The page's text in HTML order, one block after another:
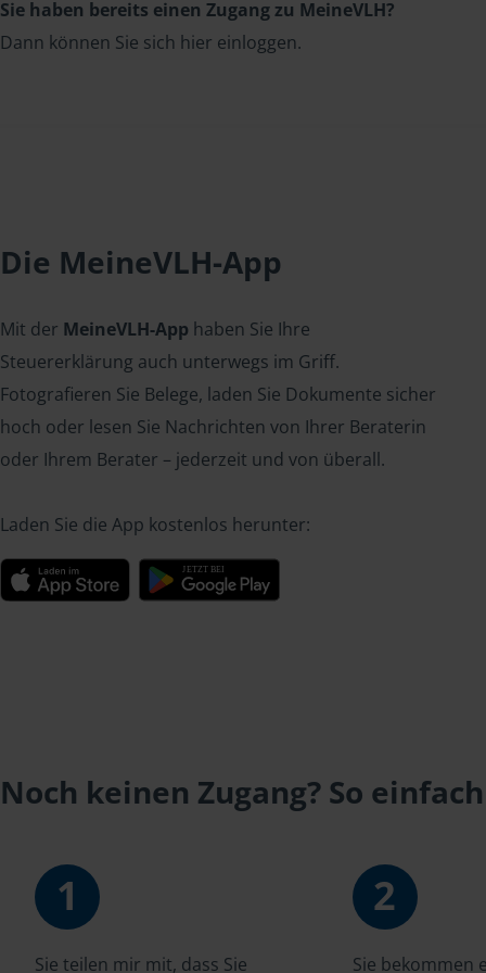
Sie haben bereits einen Zugang zu MeineVLH?
Dann können Sie sich hier einloggen.
Die MeineVLH-App
Mit der MeineVLH-App haben Sie Ihre
Steuererklärung auch unterwegs im Griff.
Fotografieren Sie Belege, laden Sie Dokumente sicher
hoch oder lesen Sie Nachrichten von Ihrer Beraterin
oder Ihrem Berater – jederzeit und von überall.
Laden Sie die App kostenlos herunter:
Noch keinen Zugang? So
1
Sie teilen mir mit, dass Sie
2
Sie bekommen